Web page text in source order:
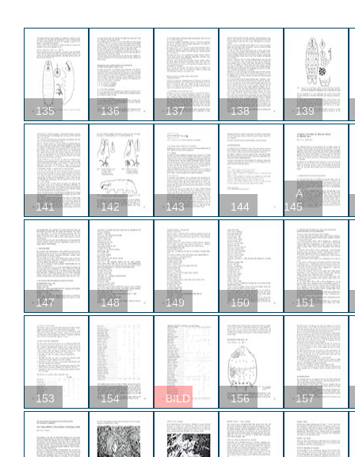
135 136 137 138 139
141 142 143 144
A
145
147 148 149 150 151
153 154 BILD 156 157